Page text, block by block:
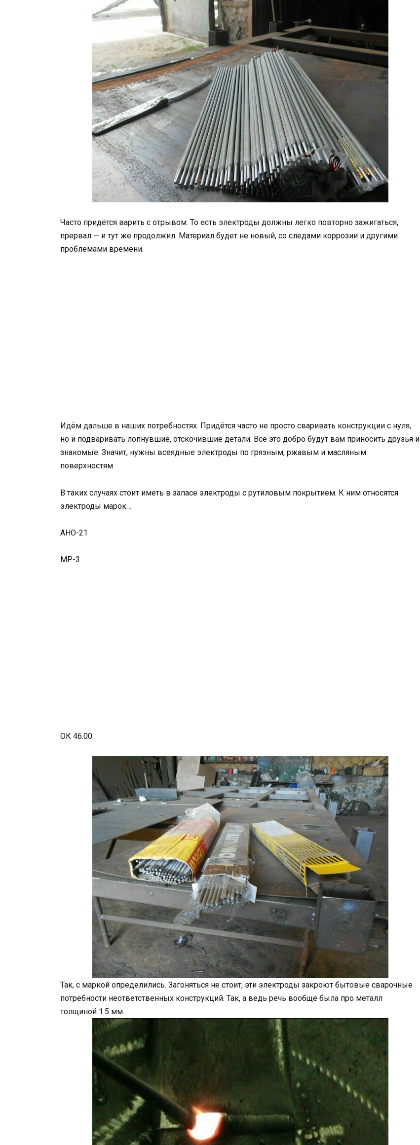
Часто придётся варить с отрывом. То есть электроды должны легко повторно зажигаться,
прервал — и тут же продолжил. Материал будет не новый, со следами коррозии и другими
проблемами времени.
Идём дальше в наших потребностях. Придётся часто не просто сваривать конструкции с нуля,
но и подваривать лопнувшие, отскочившие детали. Всё это добро будут вам приносить друзья и
знакомые. Значит, нужны всеядные электроды по грязным, ржавым и масляным
поверхностям.
В таких случаях стоит иметь в запасе электроды с рутиловым покрытием. К ним относятся
электроды марок…
АНО-21
МР-3
ОК 46.00
Так, с маркой определились. Загоняться не стоит, эти электроды закроют бытовые сварочные
потребности неответственных конструкций. Так, а ведь речь вообще была про металл
толщиной 1.5 мм.